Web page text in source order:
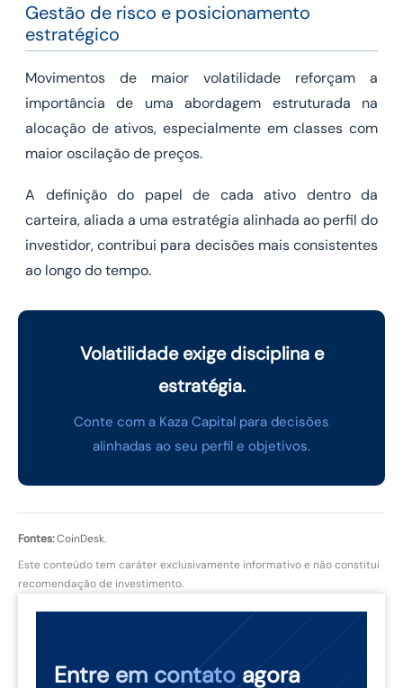
Gestão de risco e posicionamento
estratégico
Movimentos de maior volatilidade reforçam a
importância de uma abordagem estruturada na
alocação de ativos, especialmente em classes com
maior oscilação de preços.
A definição do papel de cada ativo dentro da
carteira, aliada a uma estratégia alinhada ao perfil do
investidor, contribui para decisões mais consistentes
ao longo do tempo.
Volatilidade exige disciplina e
estratégia.
Conte com a Kaza Capital para decisões
alinhadas ao seu perfil e objetivos.
Fontes:CoinDesk.
Este conteúdo tem caráter exclusivamente informativo e não constitui
recomendação de investimento.
Entre em contato agora